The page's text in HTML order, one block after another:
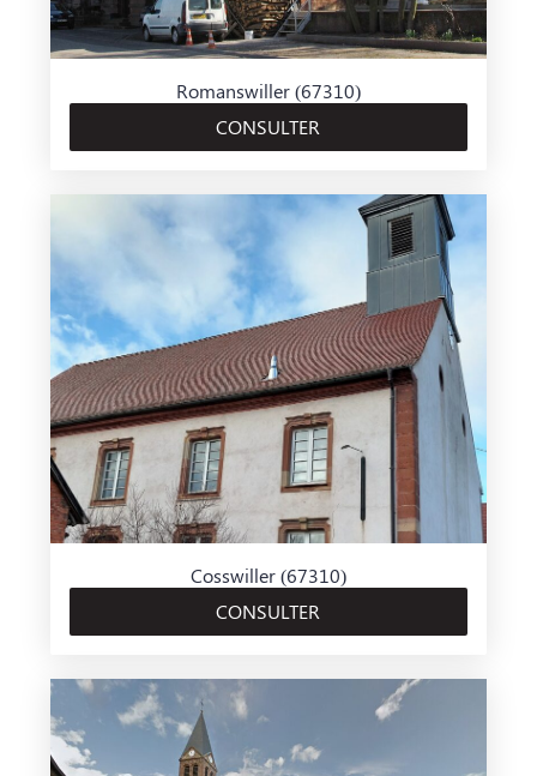
Romanswiller (67310)
CONSULTER
Cosswiller (67310)
CONSULTER